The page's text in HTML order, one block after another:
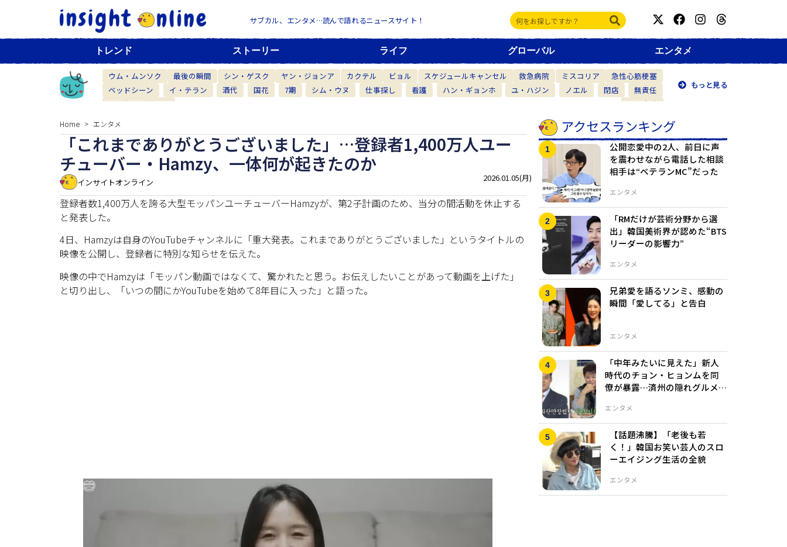
サブカル、エンタメ…読んで語れるニュースサイト！
トレンド ストーリー ライフ グローバル エンタメ
ウム・ムンソク 最後の瞬間 シン・ゲスク ヤン・ジョンア カクテル ビョル スケジュールキャンセル 救急病院 ミスコリア
急性心筋梗塞
ベッドシーン
イ・テラン 酒代 国花 7期 シム・ウヌ 仕事探し 看護 ハン・ギョンホ ユ・ハジン ノエル 閉店
無責任
ベーカリーカフェ
仲間意識
もっと見る
Home エンタメ
「これまでありがとうございました」…登録者1,400万人ユー
チューバー・Hamzy、一体何が起きたのか
インサイトオンライン 2026.01.05(月)
登録者数1,400万人を誇る大型モッパンユーチューバーHamzyが、第2子計画のため、当分の間活動を休止する
と発表した。
4日、Hamzyは自身のYouTubeチャンネルに「重大発表。これまでありがとうございました」というタイトルの
映像を公開し、登録者に特別な知らせを伝えた。
映像の中でHamzyは「モッパン動画ではなくて、驚かれたと思う。お伝えしたいことがあって動画を上げた」
と切り出し、「いつの間にかYouTubeを始めて8年目に入った」と語った。
アクセスランキング
エンタメ
公開恋愛中の2人、前日に声
を震わせながら電話した相談
相手は“ベテランMC”だった
エンタメ
「RMだけが芸術分野から選
出」韓国美術界が認めた“BTS
リーダーの影響力”
エンタメ
兄弟愛を語るソンミ、感動の
瞬間「愛してる」と告白
エンタメ
「中年みたいに見えた」新人
時代のチョン・ヒョンムを同
僚が暴露…済州の隠れグルメ巡
エンタメ
【話題沸騰】「老後も若
く！」韓国お笑い芸人のスロ
ーエイジング生活の全貌